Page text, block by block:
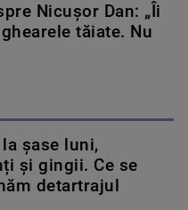
Nicușor Dan: „Îi
tăiate. Nu
șase luni,
și gingii. Ce se
detartrajul